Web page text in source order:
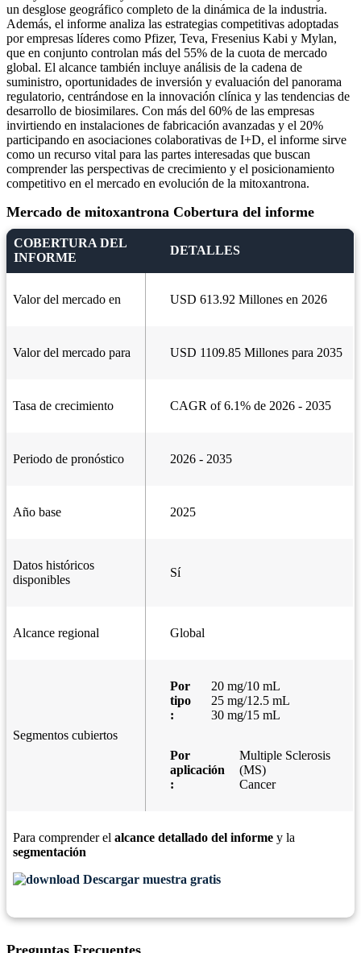
un desglose geográfico completo de la dinámica de la industria.
Además, el informe analiza las estrategias competitivas adoptadas
por empresas líderes como Pfizer, Teva, Fresenius Kabi y Mylan,
que en conjunto controlan más del 55% de la cuota de mercado
global. El alcance también incluye análisis de la cadena de
suministro, oportunidades de inversión y evaluación del panorama
regulatorio, centrándose en la innovación clínica y las tendencias de
desarrollo de biosimilares. Con más del 60% de las empresas
invirtiendo en instalaciones de fabricación avanzadas y el 20%
participando en asociaciones colaborativas de I+D, el informe sirve
como un recurso vital para las partes interesadas que buscan
comprender las perspectivas de crecimiento y el posicionamiento
competitivo en el mercado en evolución de la mitoxantrona.
Mercado de mitoxantrona Cobertura del informe
COBERTURA DEL
INFORME
DETALLES
Valor del mercado en USD 613.92 Millones en 2026
Valor del mercado para USD 1109.85 Millones para 2035
Tasa de crecimiento CAGR of 6.1% de 2026 - 2035
Periodo de pronóstico 2026 - 2035
Año base 2025
Datos históricos
disponibles
Sí
Alcance regional Global
Segmentos cubiertos
Por
tipo
:
20 mg/10 mL
25 mg/12.5 mL
30 mg/15 mL
Por
aplicación
:
Multiple Sclerosis
(MS)
Cancer
Para comprender el alcance detallado del informe y la
segmentación
Descargar muestra gratis